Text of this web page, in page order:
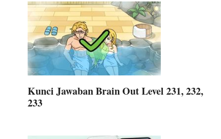
Kunci Jawaban Brain Out Level 231, 232,
233